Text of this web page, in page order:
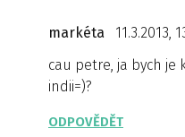
markéta
11.3.2013,
cau petre, ja bych je
indii=)?
ODPOVĚDĚT